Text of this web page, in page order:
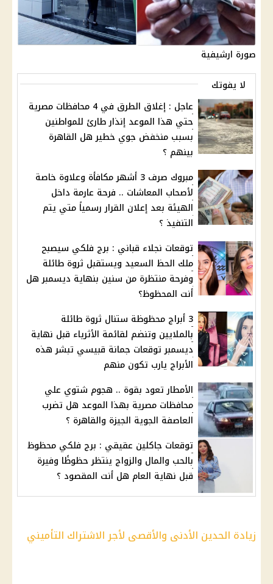
صورة ارشيفية
لا يفوتك
عاجل : إغلاق الطرق في 4 محافظات مصرية
حتي هذا الموعد إنذار طارئ للمواطنين
بسبب منخفض جوي خطير هل القاهرة
بينهم ؟
مبروك صرف 3 أشهر مكافأة وعلاوة خاصة
لأصحاب المعاشات .. فرحة عارمة داخل
الهيئة بعد إعلان القرار رسمياً متي يتم
التنفيذ ؟
توقعات نجلاء قباني : برج فلكي سيصبح
ملك الحظ السعيد ويستقبل ثروة طائلة
وفرحة منتظرة من سنين بنهاية ديسمبر هل
أنت المحظوظ؟
3 أبراج محظوظة ستنال ثروة طائلة
بالملايين وتنضم لقائمة الأثرياء قبل نهاية
ديسمبر توقعات جمانة قبيسي تبشر هذه
الأبراج يارب تكون منهم
الأمطار تعود بقوة .. هجوم شتوي علي
محافظات مصرية بهذا الموعد هل تضرب
العاصفة الجوية الجيزة والقاهرة ؟
توقعات جاكلين عقيقي : برج فلكي محظوظ
بالحب والمال والزواج ينتظر حظوظًا وفيرة
قبل نهاية العام هل أنت المقصود ؟
زيادة الحدين الأدنى والأقصى لأجر الاشتراك التأميني